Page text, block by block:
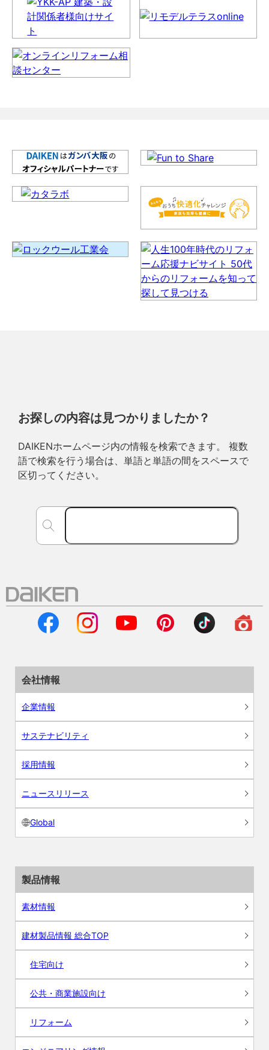
お探しの内容は見つかりましたか？
DAIKENホームページ内の情報を検索できます。 複数
語で検索を行う場合は、単語と単語の間をスペースで
区切ってください。
会社情報
企業情報
サステナビリティ
採用情報
ニュースリリース
Global
製品情報
素材情報
建材製品情報 総合TOP
住宅向け
公共・商業施設向け
リフォーム